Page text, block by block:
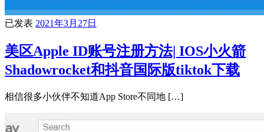
已发表 2021年3月27日
美区Apple ID账号注册方法| IOS小火箭
Shadowrocket和抖音国际版tiktok下载
相信很多小伙伴不知道App Store不同地 […]